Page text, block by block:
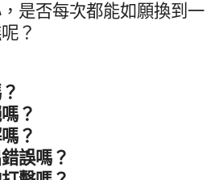
是否每次都能如願換到一
？
？
？
誤嗎？